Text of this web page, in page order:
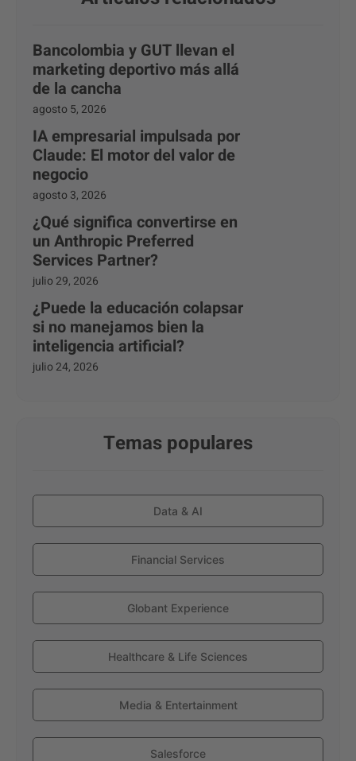
Bancolombia y GUT llevan el
marketing deportivo más allá
de la cancha
agosto 5, 2026
IA empresarial impulsada por
Claude: El motor del valor de
negocio
agosto 3, 2026
¿Qué significa convertirse en
un Anthropic Preferred
Services Partner?
julio 29, 2026
¿Puede la educación colapsar
si no manejamos bien la
inteligencia artificial?
julio 24, 2026
Temas populares
Data & AI
Financial Services
Globant Experience
Healthcare & Life Sciences
Media & Entertainment
Salesforce